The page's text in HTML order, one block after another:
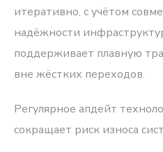
итеративно, с учётом
надёжности
поддерживает плавную
вне жёстких переходов.
Регулярное апдейт
сокращает риск износа